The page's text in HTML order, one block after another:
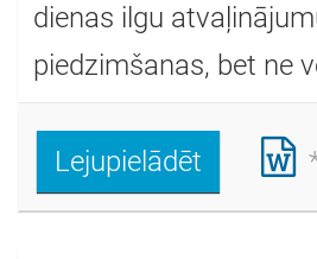
dienas ilgu
piedzimšanas, bet ne
Lejupielādēt